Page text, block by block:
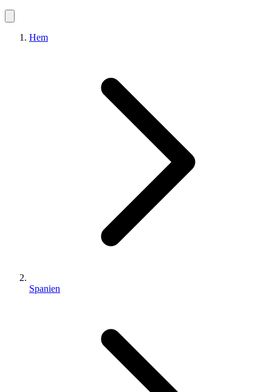
Hem
Spanien